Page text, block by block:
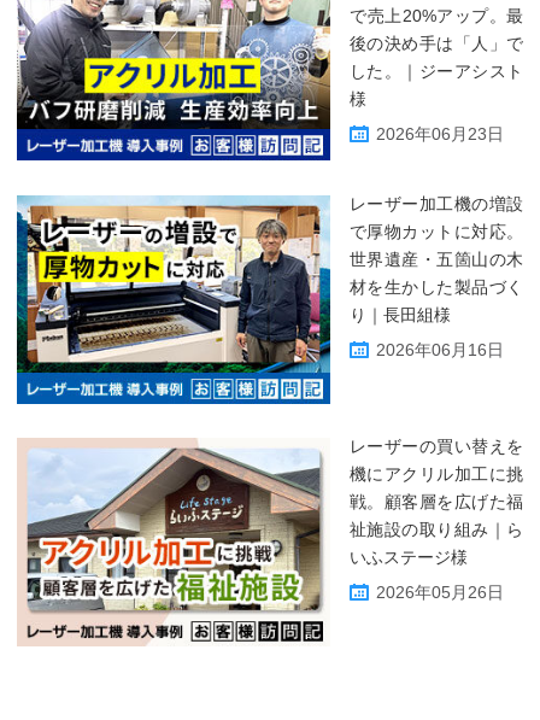
で売上20%アップ。最
後の決め手は「人」で
した。｜ジーアシスト
様
2026年06月23日
レーザー加工機の増設
で厚物カットに対応。
世界遺産・五箇山の木
材を生かした製品づく
り｜長田組様
2026年06月16日
レーザーの買い替えを
機にアクリル加工に挑
戦。顧客層を広げた福
祉施設の取り組み｜ら
いふステージ様
2026年05月26日